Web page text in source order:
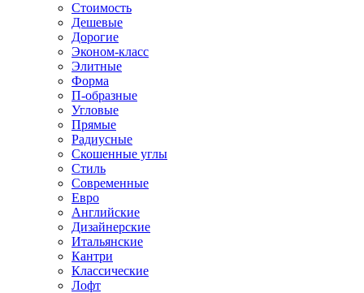
Стоимость
Дешевые
Дорогие
Эконом-класс
Элитные
Форма
П-образные
Угловые
Прямые
Радиусные
Скошенные углы
Стиль
Современные
Евро
Английские
Дизайнерские
Итальянские
Кантри
Классические
Лофт